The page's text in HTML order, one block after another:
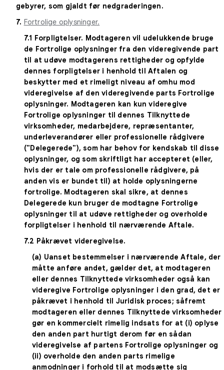
gebyrer, som gjaldt før nedgraderingen.
7. Fortrolige oplysninger.
7.1 Forpligtelser. Modtageren vil udelukkende bruge
de Fortrolige oplysninger fra den videregivende part
til at udøve modtagerens rettigheder og opfylde
dennes forpligtelser i henhold til Aftalen og
beskytter med et rimeligt niveau af omhu mod
videregivelse af den videregivende parts Fortrolige
oplysninger. Modtageren kan kun videregive
Fortrolige oplysninger til dennes Tilknyttede
virksomheder, medarbejdere, repræsentanter,
underleverandører eller professionelle rådgivere
("Delegerede"), som har behov for kendskab til disse
oplysninger, og som skriftligt har accepteret (eller,
hvis der er tale om professionelle rådgivere, på
anden vis er bundet til) at holde oplysningerne
fortrolige. Modtageren skal sikre, at dennes
Delegerede kun bruger de modtagne Fortrolige
oplysninger til at udøve rettigheder og overholde
forpligtelser i henhold til nærværende Aftale.
7.2 Påkrævet videregivelse.
(a) Uanset bestemmelser i nærværende Aftale, der
måtte anføre andet, gælder det, at modtageren
eller dennes Tilknyttede virksomheder også kan
videregive Fortrolige oplysninger i den grad, det er
påkrævet i henhold til Juridisk proces; såfremt
modtageren eller dennes Tilknyttede virksomheder
gør en kommercielt rimelig indsats for at (i) oplyse
den anden part hurtigt derom før en sådan
videregivelse af partens Fortrolige oplysninger og
(ii) overholde den anden parts rimelige
anmodninger i forhold til at modsætte sig